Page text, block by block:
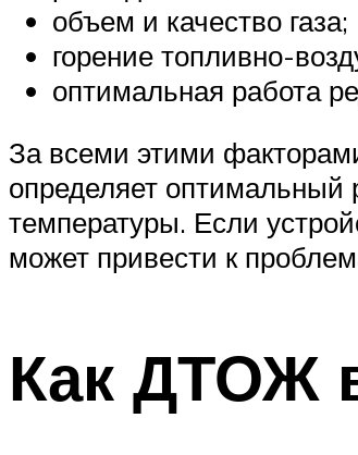
Меню
объем и качество газа;
горение топливно-
оптимальная работа
За всеми этими
определяет оптимальный
температуры. Если
может привести к
Как ДТОЖ